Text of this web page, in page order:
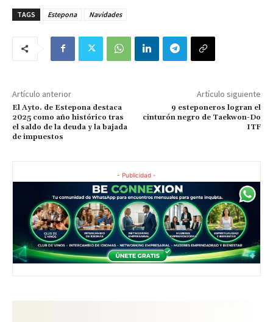
TAGS Estepona Navidades
Artículo anterior
El Ayto. de Estepona destaca
2025 como año histórico tras
el saldo de la deuda y la bajada
de impuestos
Artículo siguiente
9 esteponeros logran el
cinturón negro de Taekwon-Do
ITF
- Publicidad -